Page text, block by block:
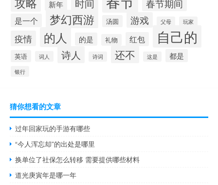
新年 时间 春节期间
是一个 梦幻西游 汤圆 游戏 父母 玩家
疫情 的人 的是 礼物 红包 自己的
英语 词人 诗人 诗词 还不 这是 都是
银行
猜你想看的文章
过年回家玩的手游有哪些
“今人浑忘却”的出处是哪里
换单位了社保怎么转移 需要提供哪些材料
道光庚寅年是哪一年